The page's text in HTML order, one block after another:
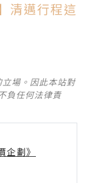
清邁行程這
場。因此本站對
負任何法律責
劃》